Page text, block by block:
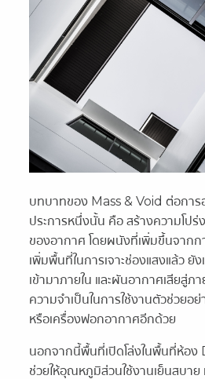
บทบาทของ Mass & Void ต่อกา
ประการหนึ่งนั้น คือ สร้างความโปร่ง
ของอากาศ โดยผนังที่เพิ่มขึ้นจาก
เพิ่มพื้นที่ในการเจาะช่องแสงแล้ว ยั
เข้ามาภายใน และผันอากาศเสียสู่ภ
ความจำเป็นในการใช้งานตัวช่วยอ
หรือเครื่องฟอกอากาศอีกด้วย
นอกจากนี้พื้นที่เปิดโล่งในพื้นที่ห้อ
ช่วยให้อุณหภูมิส่วนใช้งานเย็นสบาย